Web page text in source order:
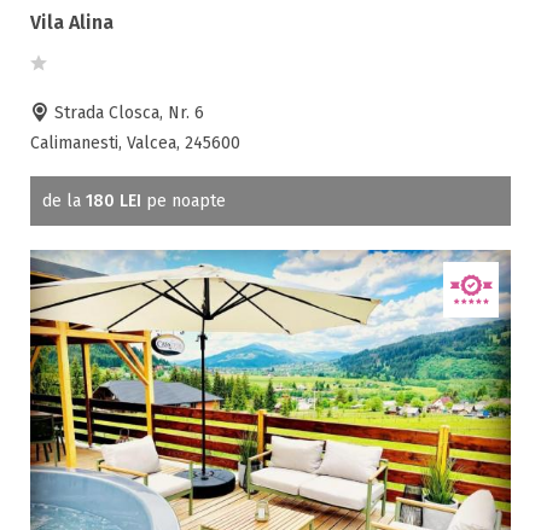
Vila Alina
Strada Closca, Nr. 6
Calimanesti, Valcea, 245600
de la 180 LEI pe noapte